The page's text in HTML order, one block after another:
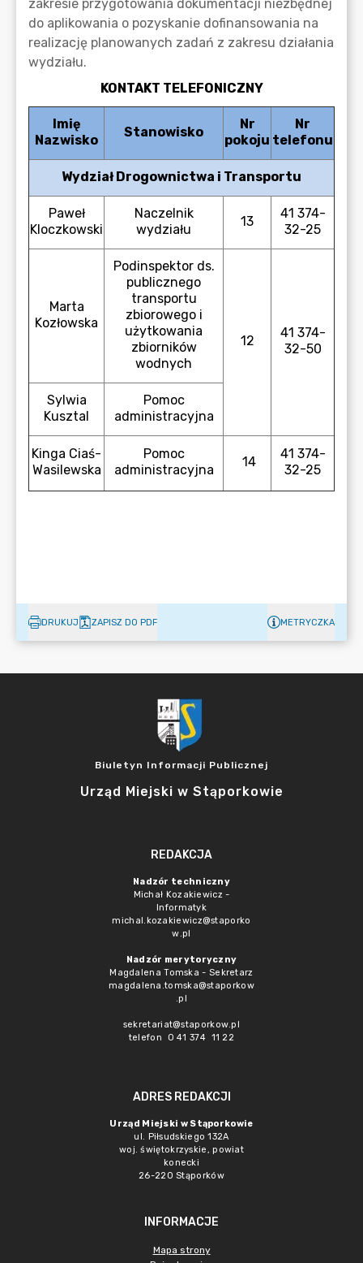
DRUKUJ ZAPISZ DO PDF METRYCZKA
Biuletyn Informacji Publicznej
Urząd Miejski w Stąporkowie
REDAKCJA
Nadzór techniczny
Michał Kozakiewicz -
Informatyk
michal.kozakiewicz@staporko
w.pl
Nadzór merytoryczny
Magdalena Tomska - Sekretarz
magdalena.tomska@staporkow
.pl
sekretariat@staporkow.pl
telefon 0 41 374 11 22
ADRES REDAKCJI
Urząd Miejski w Stąporkowie
ul. Piłsudskiego 132A
woj. świętokrzyskie, powiat
konecki
26-220 Stąporków
INFORMACJE
Mapa strony